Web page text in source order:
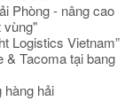
Phòng - nâng cao
vùng"
Logistics Vietnam”
& Tacoma tại bang
hàng hải